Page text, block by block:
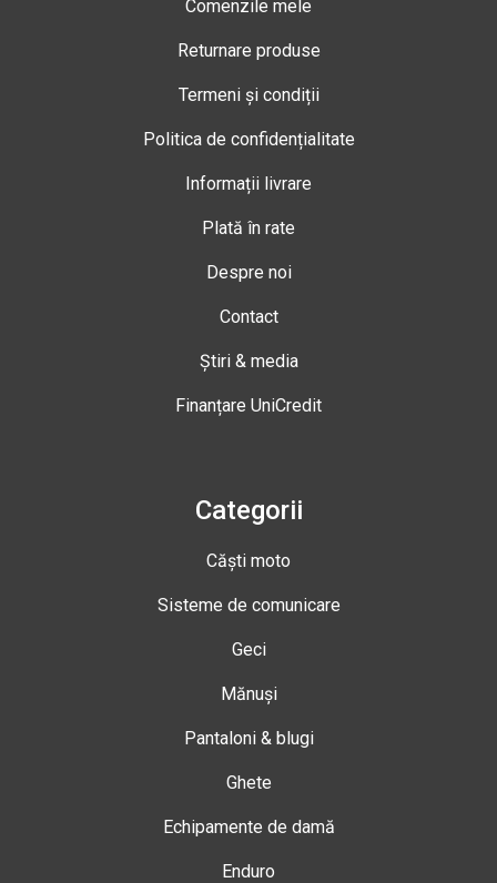
Comenzile mele
Returnare produse
Termeni și condiții
Politica de confidențialitate
Informații livrare
Plată în rate
Despre noi
Contact
Știri & media
Finanțare UniCredit
Categorii
Căști moto
Sisteme de comunicare
Geci
Mănuși
Pantaloni & blugi
Ghete
Echipamente de damă
Enduro